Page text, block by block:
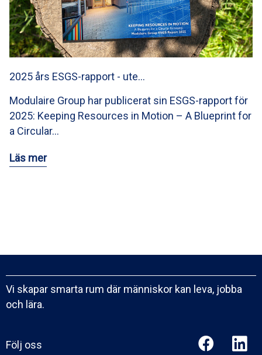
2025 års ESGS-rapport - ute…
Modulaire Group har publicerat sin ESGS-rapport för
2025: Keeping Resources in Motion – A Blueprint for
a Circular…
Läs mer
Vi skapar smarta rum där människor kan leva, jobba
och lära.
Följ oss